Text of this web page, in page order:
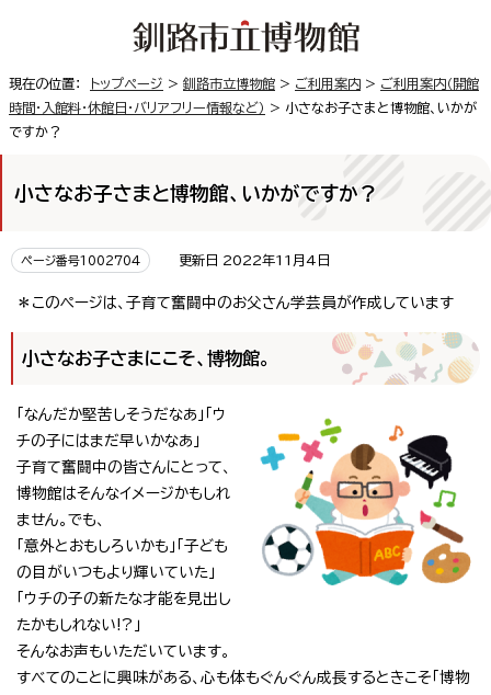
現在の位置： トップページ > 釧路市立博物館 > ご利用案内 > ご利用案内（開館
時間・入館料・休館日・バリアフリー情報など） > 小さなお子さまと博物館、いかが
ですか？
小さなお子さまと博物館、いかがですか？
ページ番号1002704 更新日 2022年11月4日
＊このページは、子育て奮闘中のお父さん学芸員が作成しています
小さなお子さまにこそ、博物館。
「なんだか堅苦しそうだなあ」「ウ
チの子にはまだ早いかなあ」
子育て奮闘中の皆さんにとって、
博物館はそんなイメージかもしれ
ません。でも、
「意外とおもしろいかも」「子ども
の目がいつもより輝いていた」
「ウチの子の新たな才能を見出し
たかもしれない!?」
そんなお声もいただいています。
すべてのことに興味がある、心も体もぐんぐん成長するときこそ「博物